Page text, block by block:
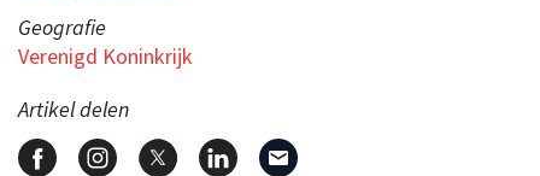
Geografie
Verenigd Koninkrijk
Artikel delen